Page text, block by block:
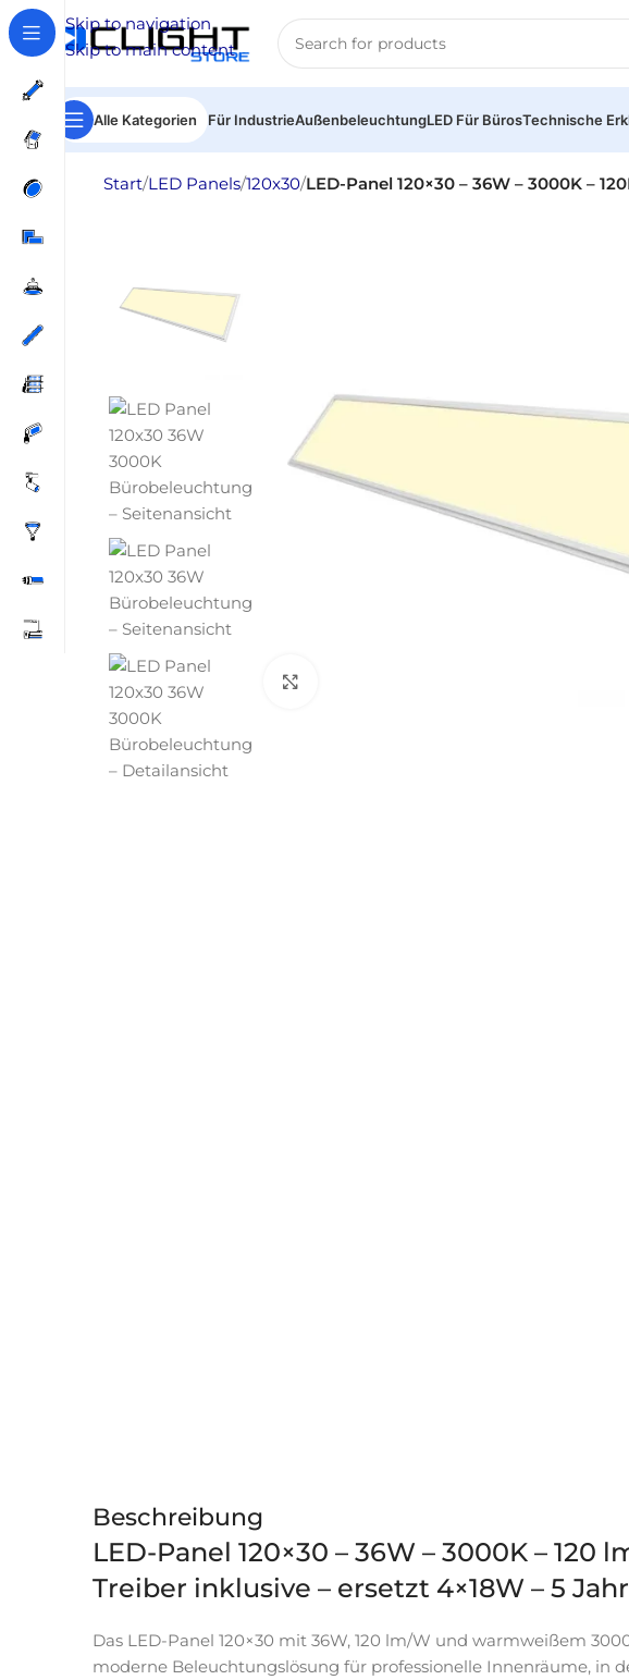
Skip to navigation
Skip to main content
Alle Kategorien Für IndustrieAußenbeleuchtungLED Für BürosTechnische
Start/LED Panels/120x30/LED-Panel 120×30 – 36W – 3000K –
Beschreibung
LED-Panel 120×30 – 36W – 3000K – 120
Treiber inklusive – ersetzt 4×18W – 5
Das LED-Panel 120×30 mit 36W, 120 lm/W und warmweißem
moderne Beleuchtungslösung für professionelle Innenräume, in